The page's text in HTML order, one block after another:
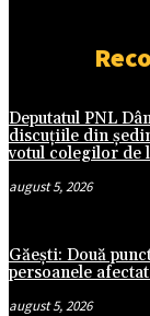
Deputatul PNL
discuțiile din
votul colegilor de
august 5, 2026
Găești: Două
persoanele
august 5, 2026